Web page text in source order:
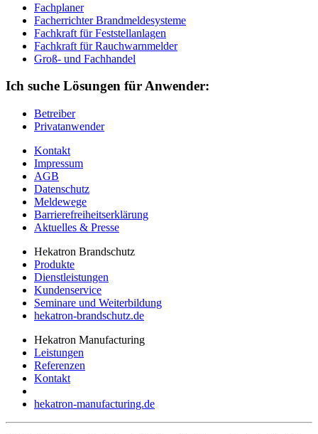
Fachplaner
Facherrichter Brandmeldesysteme
Fachkraft für Feststellanlagen
Fachkraft für Rauchwarnmelder
Groß- und Fachhandel
Ich suche Lösungen für Anwender:
Betreiber
Privatanwender
Kontakt
Impressum
AGB
Datenschutz
Meldewege
Barrierefreiheitserklärung
Aktuelles & Presse
Hekatron Brandschutz
Produkte
Dienstleistungen
Kundenservice
Seminare und Weiterbildung
hekatron-brandschutz.de
Hekatron Manufacturing
Leistungen
Referenzen
Kontakt
hekatron-manufacturing.de